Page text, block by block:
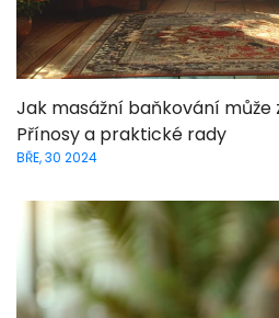
Jak masážní baňkování
Přínosy a praktické rady
BŘE, 30 2024